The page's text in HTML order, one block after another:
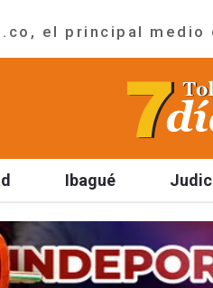
el principal
Ibagué